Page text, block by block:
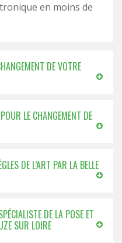
en moins de
DE VOTRE
LE CHANGEMENT DE
DE L’ART PAR LA BELLE
DE LA POSE ET
SUR LOIRE